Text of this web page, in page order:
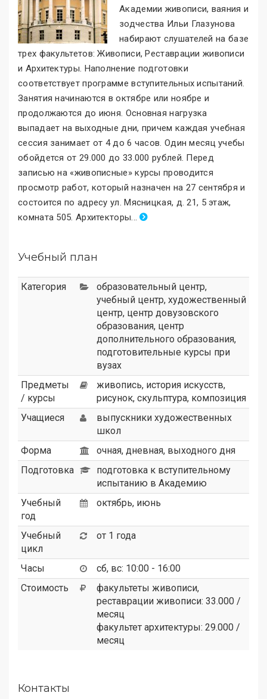
Академии живописи, ваяния и
зодчества Ильи Глазунова
набирают слушателей на базе
трех факультетов: Живописи, Реставрации живописи
и Архитектуры. Наполнение подготовки
соответствует программе вступительных испытаний.
Занятия начинаются в октябре или ноябре и
продолжаются до июня. Основная нагрузка
выпадает на выходные дни, причем каждая учебная
сессия занимает от 4 до 6 часов. Один месяц учебы
обойдется от 29.000 до 33.000 рублей. Перед
записью на «живописные»курсы проводится
просмотр работ, который назначен на 27 сентября и
состоится по адресу ул. Мясницкая, д. 21, 5 этаж,
комната 505. Архитекторы...
Учебный план
Категория образовательный центр,
учебный центр, художественный
центр, центр довузовского
образования, центр
дополнительного образования,
подготовительные курсы при
вузах
Предметы
/ курсы
живопись, история искусств,
рисунок, скульптура, композиция
Учащиеся
выпускники художественных
школ
Форма
очная, дневная, выходного дня
Подготовка
подготовка к вступительному
испытанию в Академию
Учебный
год
октябрь, июнь
Учебный
цикл
от 1 года
Часы
сб, вс: 10:00 - 16:00
Стоимость
факультеты живописи,
реставрации живописи: 33.000 /
месяц
факультет архитектуры: 29.000 /
месяц
Контакты